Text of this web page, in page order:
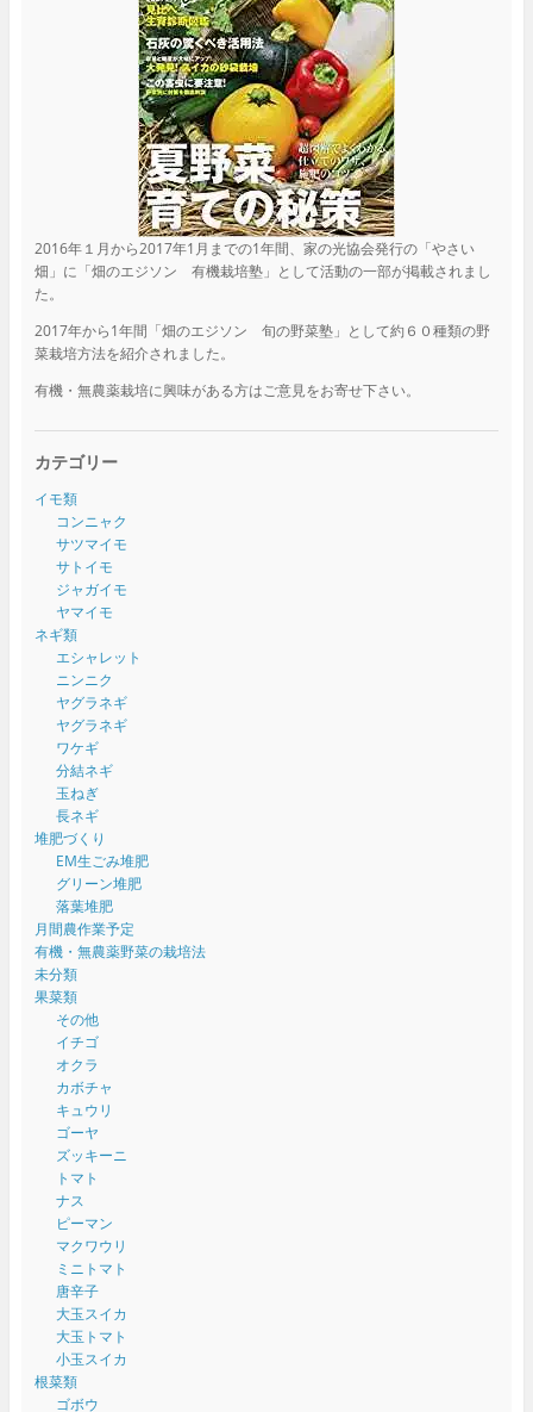
2016年１月から2017年1月までの1年間、家の光協会発行の「やさい
畑」に「畑のエジソン 有機栽培塾」として活動の一部が掲載されまし
た。
2017年から1年間「畑のエジソン 旬の野菜塾」として約６０種類の野
菜栽培方法を紹介されました。
有機・無農薬栽培に興味がある方はご意見をお寄せ下さい。
カテゴリー
イモ類
コンニャク
サツマイモ
サトイモ
ジャガイモ
ヤマイモ
ネギ類
エシャレット
ニンニク
ヤグラネギ
ヤグラネギ
ワケギ
分結ネギ
玉ねぎ
長ネギ
堆肥づくり
EM生ごみ堆肥
グリーン堆肥
落葉堆肥
月間農作業予定
有機・無農薬野菜の栽培法
未分類
果菜類
その他
イチゴ
オクラ
カボチャ
キュウリ
ゴーヤ
ズッキーニ
トマト
ナス
ピーマン
マクワウリ
ミニトマト
唐辛子
大玉スイカ
大玉トマト
小玉スイカ
根菜類
ゴボウ